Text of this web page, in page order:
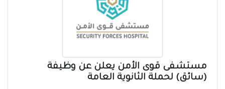
مستشفى قوى الأمن يعلن عن وظيفة
(سائق) لحملة الثانوية العامة